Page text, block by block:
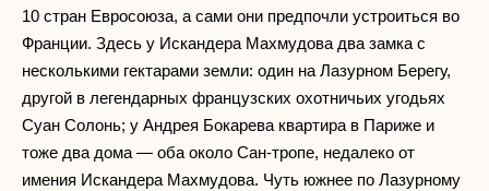
10 стран Евросоюза, а сами они предпочли устроиться во
Франции. Здесь у Искандера Махмудова два замка с
несколькими гектарами земли: один на Лазурном Берегу,
другой в легендарных французских охотничьих угодьях
Суан Солонь; у Андрея Бокарева квартира в Париже и
тоже два дома — оба около Сан-тропе, недалеко от
имения Искандера Махмудова. Чуть южнее по Лазурному